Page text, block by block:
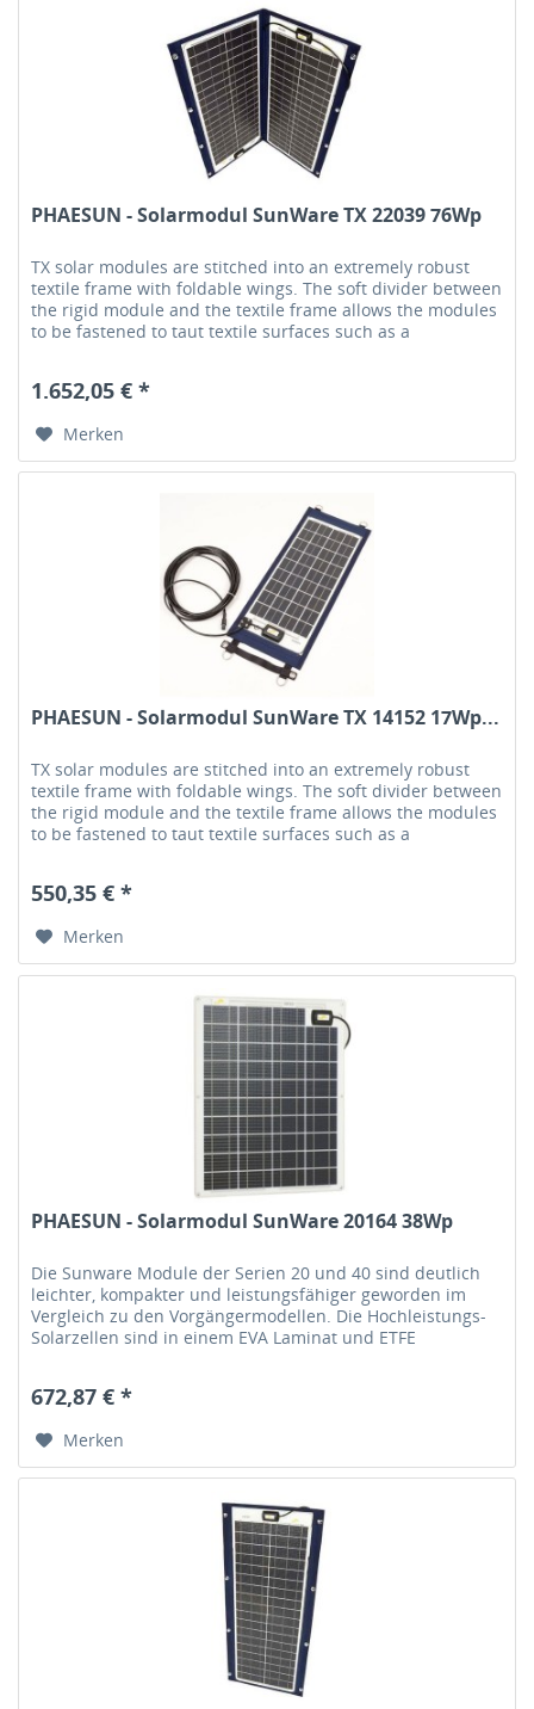
PHAESUN - Solarmodul SunWare TX 22039 76Wp
TX solar modules are stitched into an extremely robust
textile frame with foldable wings. The soft divider between
the rigid module and the textile frame allows the modules
to be fastened to taut textile surfaces such as a
1.652,05 € *
Merken
PHAESUN - Solarmodul SunWare TX 14152 17Wp...
TX solar modules are stitched into an extremely robust
textile frame with foldable wings. The soft divider between
the rigid module and the textile frame allows the modules
to be fastened to taut textile surfaces such as a
550,35 € *
Merken
PHAESUN - Solarmodul SunWare 20164 38Wp
Die Sunware Module der Serien 20 und 40 sind deutlich
leichter, kompakter und leistungsfähiger geworden im
Vergleich zu den Vorgängermodellen. Die Hochleistungs-
Solarzellen sind in einem EVA Laminat und ETFE
672,87 € *
Merken